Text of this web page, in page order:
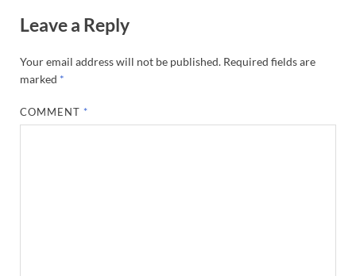
Leave a Reply
Your email address will not be published. Required fields are
marked *
COMMENT *